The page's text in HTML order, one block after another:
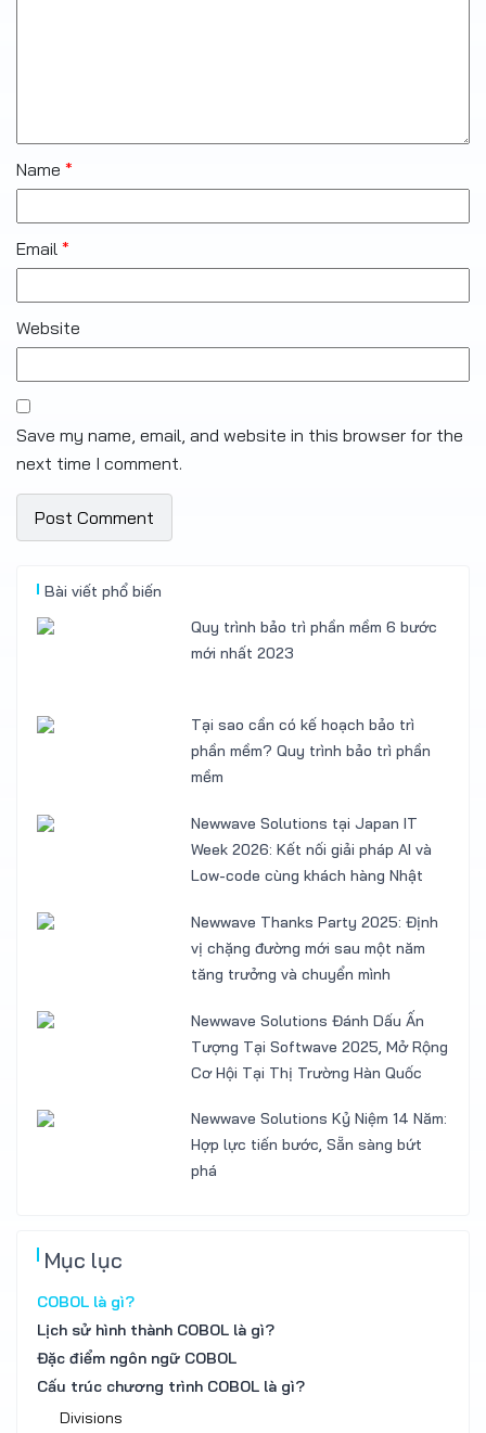
Name *
Email *
Website
Save my name, email, and website in this browser for the
next time I comment.
Bài viết phổ biến
Quy trình bảo trì phần mềm 6 bước
mới nhất 2023
Tại sao cần có kế hoạch bảo trì
phần mềm? Quy trình bảo trì phần
mềm
Newwave Solutions tại Japan IT
Week 2026: Kết nối giải pháp AI và
Low-code cùng khách hàng Nhật
Newwave Thanks Party 2025: Định
vị chặng đường mới sau một năm
tăng trưởng và chuyển mình
Newwave Solutions Đánh Dấu Ấn
Tượng Tại Softwave 2025, Mở Rộng
Cơ Hội Tại Thị Trường Hàn Quốc
Newwave Solutions Kỷ Niệm 14 Năm:
Hợp lực tiến bước, Sẵn sàng bứt
phá
Mục lục
COBOL là gì?
Lịch sử hình thành COBOL là gì?
Đặc điểm ngôn ngữ COBOL
Cấu trúc chương trình COBOL là gì?
Divisions